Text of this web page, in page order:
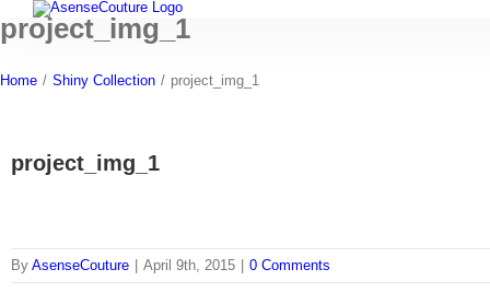
to
project_img_1
Home / Shiny Collection / project_img_1
project_img_1
By AsenseCouture April 9th, 2015 0 Comments